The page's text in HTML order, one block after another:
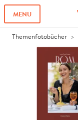
MENU
Themenfotobücher